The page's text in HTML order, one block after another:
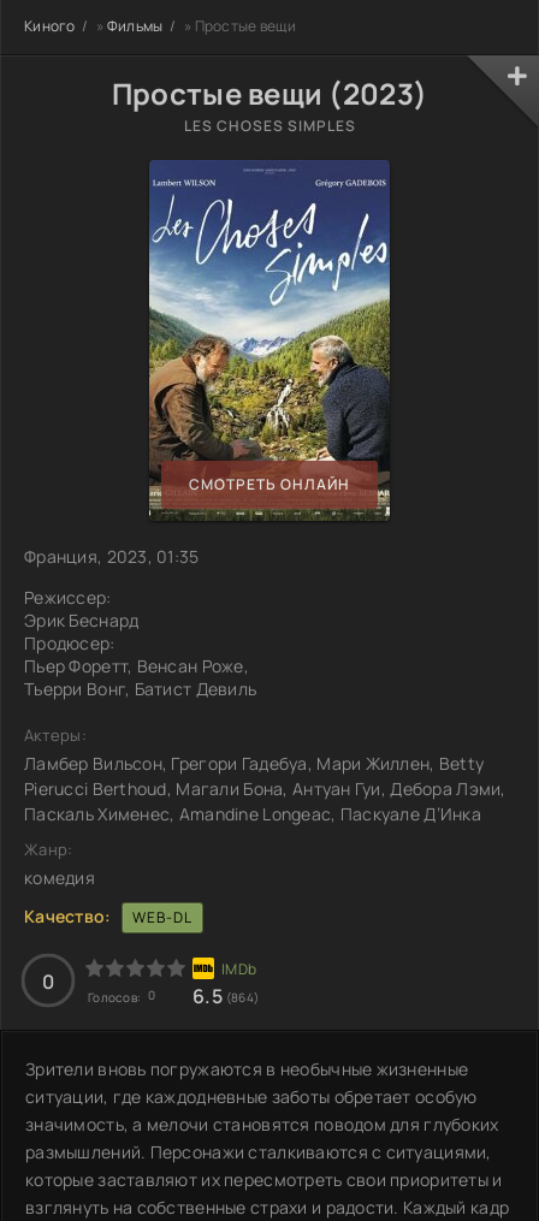
Киного » Фильмы » Простые вещи
Простые вещи (2023)
LES CHOSES SIMPLES
СМОТРЕТЬ ОНЛАЙН
Франция, 2023, 01:35
Режиссер:
Эрик Беснард
Продюсер:
Пьер Форетт, Венсан Роже,
Тьерри Вонг, Батист Девиль
Актеры:
Ламбер Вильсон, Грегори Гадебуа, Мари Жиллен, Betty
Pierucci Berthoud, Магали Бона, Антуан Гуи, Дебора Лэми,
Паскаль Хименес, Amandine Longeac, Паскуале Д’Инка
Жанр:
комедия
Качество:
WEB-DL
0
Голосов: 0 6.5 (864)
Зрители вновь погружаются в необычные жизненные
ситуации, где каждодневные заботы обретает особую
значимость, а мелочи становятся поводом для глубоких
размышлений. Персонажи сталкиваются с ситуациями,
которые заставляют их пересмотреть свои приоритеты и
взглянуть на собственные страхи и радости. Каждый кадр